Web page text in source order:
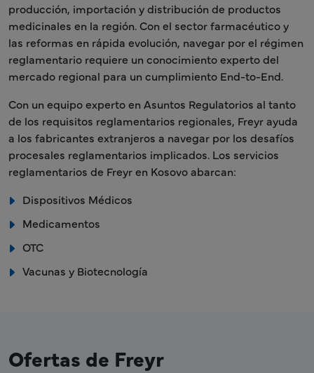
producción, importación y distribución de productos
medicinales en la región. Con el sector farmacéutico y
las reformas en rápida evolución, navegar por el régimen
reglamentario requiere un conocimiento experto del
mercado regional para un cumplimiento End-to-End.
Con un equipo experto en Asuntos Regulatorios al tanto
de los requisitos reglamentarios regionales, Freyr ayuda
a los fabricantes extranjeros a navegar por los desafíos
procesales reglamentarios implicados. Los servicios
reglamentarios de Freyr en Kosovo abarcan:
Dispositivos Médicos
Medicamentos
OTC
Vacunas y Biotecnología
Ofertas de Freyr